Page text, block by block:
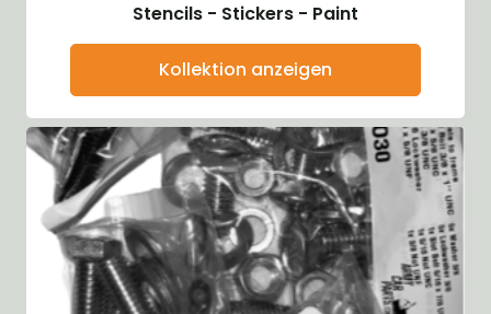
Stencils - Stickers - Paint
Kollektion anzeigen